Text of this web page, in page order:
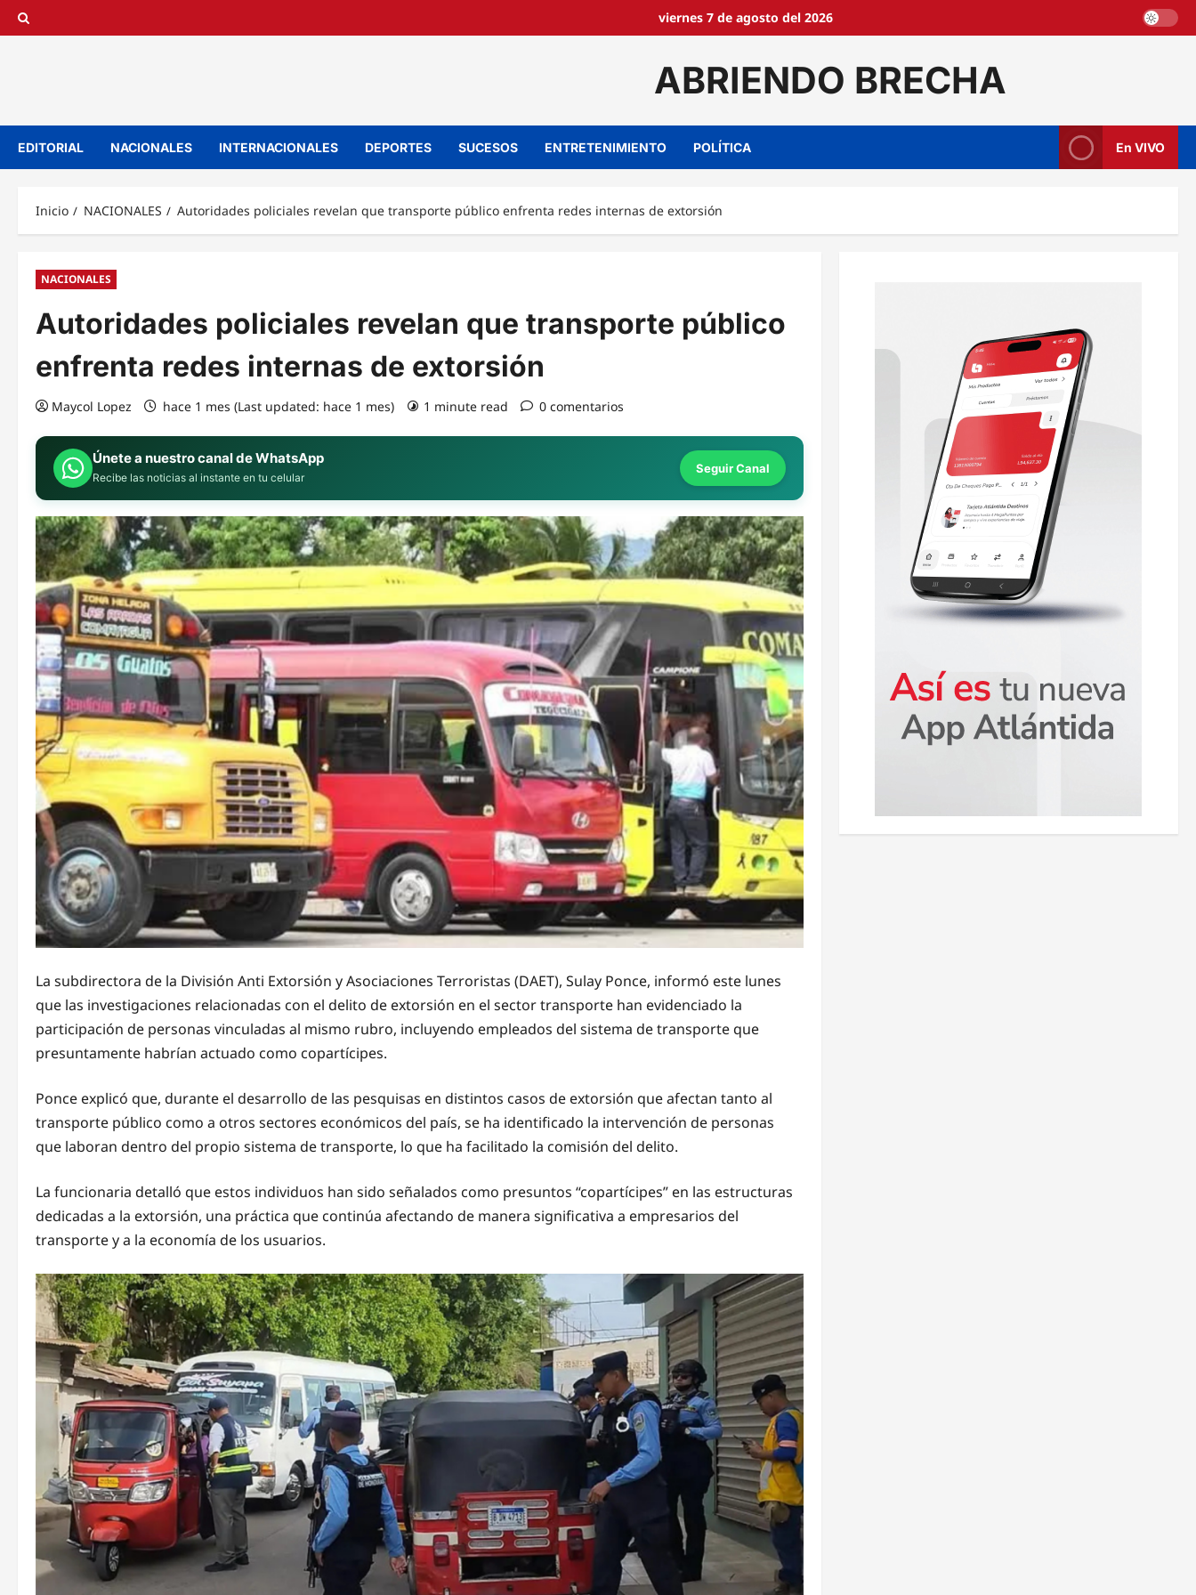
Saltar
viernes 7 de agosto del 2026
ABRIENDO BRECHA
EDITORIAL NACIONALES INTERNACIONALES DEPORTES SUCESOS ENTRETENIMIENTO POLÍTICA En VIVO
Inicio NACIONALES Autoridades policiales revelan que transporte público enfrenta redes internas de extorsión
NACIONALES
Autoridades policiales revelan que transporte público
enfrenta redes internas de extorsión
Maycol Lopez hace 1 mes (Last updated: hace 1 mes) 1 minute read 0 comentarios
Únete a nuestro canal de WhatsApp
Recibe las noticias al instante en tu celular
Seguir Canal
La subdirectora de la División Anti Extorsión y Asociaciones Terroristas (DAET), Sulay Ponce, informó este lunes
que las investigaciones relacionadas con el delito de extorsión en el sector transporte han evidenciado la
participación de personas vinculadas al mismo rubro, incluyendo empleados del sistema de transporte que
presuntamente habrían actuado como copartícipes.
Ponce explicó que, durante el desarrollo de las pesquisas en distintos casos de extorsión que afectan tanto al
transporte público como a otros sectores económicos del país, se ha identificado la intervención de personas
que laboran dentro del propio sistema de transporte, lo que ha facilitado la comisión del delito.
La funcionaria detalló que estos individuos han sido señalados como presuntos “copartícipes” en las estructuras
dedicadas a la extorsión, una práctica que continúa afectando de manera significativa a empresarios del
transporte y a la economía de los usuarios.